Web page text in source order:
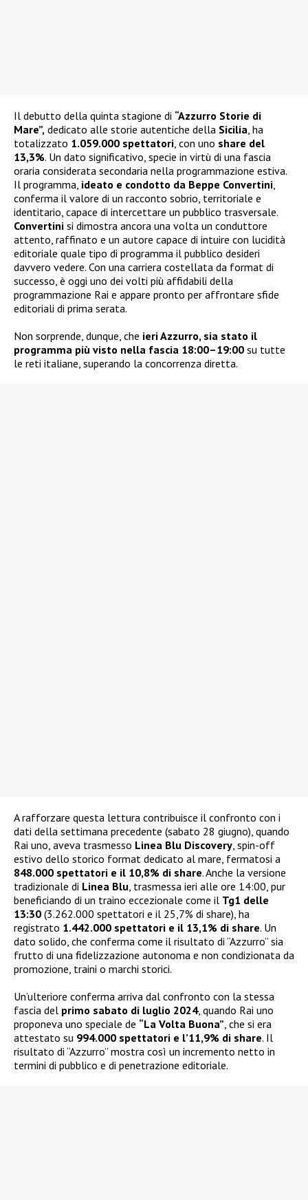
Il debutto della quinta stagione di “Azzurro Storie di
Mare”, dedicato alle storie autentiche della Sicilia, ha
totalizzato 1.059.000 spettatori, con uno share del
13,3%. Un dato significativo, specie in virtù di una fascia
oraria considerata secondaria nella programmazione estiva.
Il programma, ideato e condotto da Beppe Convertini,
conferma il valore di un racconto sobrio, territoriale e
identitario, capace di intercettare un pubblico trasversale.
Convertini si dimostra ancora una volta un conduttore
attento, raffinato e un autore capace di intuire con lucidità
editoriale quale tipo di programma il pubblico desideri
davvero vedere. Con una carriera costellata da format di
successo, è oggi uno dei volti più affidabili della
programmazione Rai e appare pronto per affrontare sfide
editoriali di prima serata.
Non sorprende, dunque, che ieri Azzurro, sia stato il
programma più visto nella fascia 18:00–19:00 su tutte
le reti italiane, superando la concorrenza diretta.
A rafforzare questa lettura contribuisce il confronto con i
dati della settimana precedente (sabato 28 giugno), quando
Rai uno, aveva trasmesso Linea Blu Discovery, spin-off
estivo dello storico format dedicato al mare, fermatosi a
848.000 spettatori e il 10,8% di share. Anche la versione
tradizionale di Linea Blu, trasmessa ieri alle ore 14:00, pur
beneficiando di un traino eccezionale come il Tg1 delle
13:30 (3.262.000 spettatori e il 25,7% di share), ha
registrato 1.442.000 spettatori e il 13,1% di share. Un
dato solido, che conferma come il risultato di “Azzurro” sia
frutto di una fidelizzazione autonoma e non condizionata da
promozione, traini o marchi storici.
Un’ulteriore conferma arriva dal confronto con la stessa
fascia del primo sabato di luglio 2024, quando Rai uno
proponeva uno speciale de “La Volta Buona”, che si era
attestato su 994.000 spettatori e l’11,9% di share. Il
risultato di “Azzurro” mostra così un incremento netto in
termini di pubblico e di penetrazione editoriale.